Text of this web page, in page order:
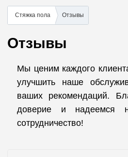
Стяжка пола Отзывы
Отзывы
Мы ценим каждого
улучшить наше
ваших рекомендаций.
доверие и надеемся
сотрудничество!